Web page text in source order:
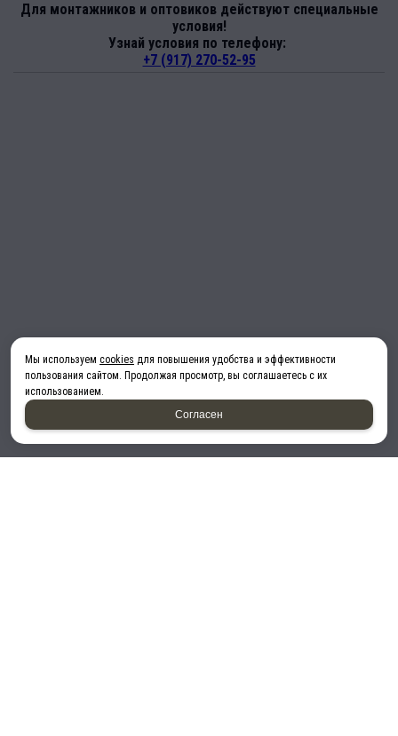
Для монтажников и оптовиков действуют специальные
условия!
Узнай условия по телефону:
+7 (917) 270-52-95
Мы используем cookies для повышения удобства и эффективности
пользования сайтом. Продолжая просмотр, вы соглашаетесь с их
использованием.
Согласен